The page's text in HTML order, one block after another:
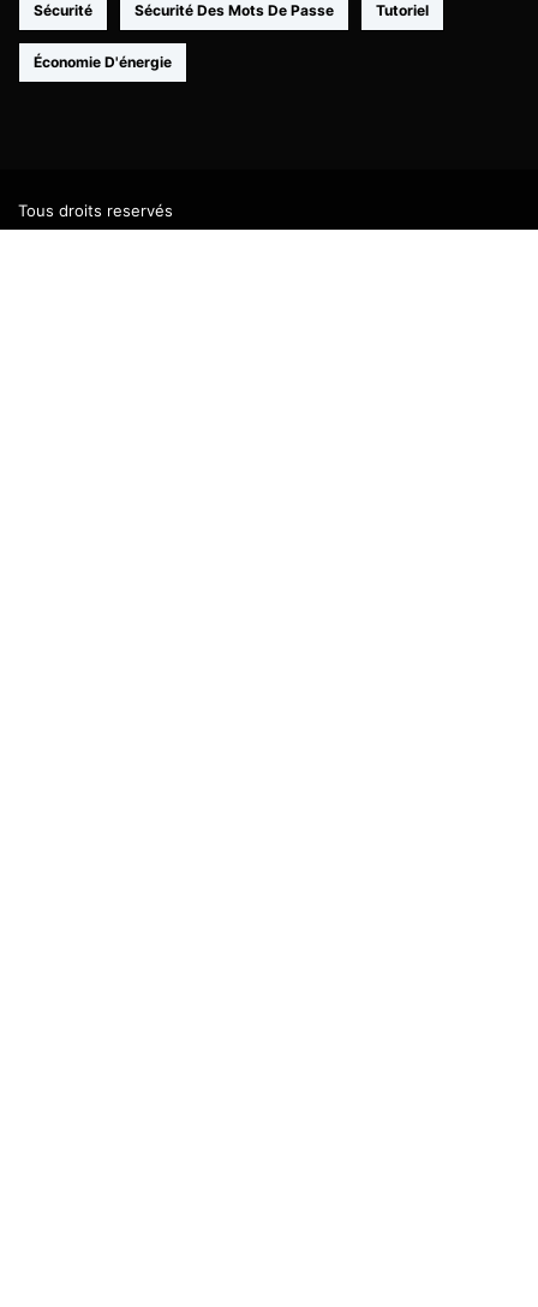
Sécurité Sécurité Des Mots De Passe Tutoriel
Économie D'énergie
Tous droits reservés